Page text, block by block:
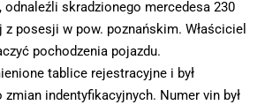
odnaleźli skradzionego mercedesa 230
z posesji w pow. poznańskim. Właściciel
pochodzenia pojazdu.
tablice rejestracyjne i był
zmian indentyfikacyjnych. Numer vin był